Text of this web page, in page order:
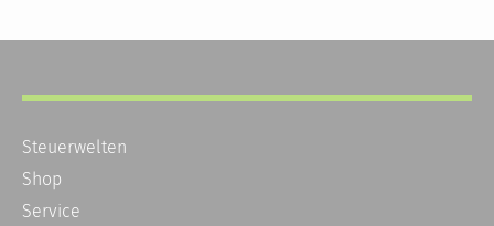
Steuerwelten
Shop
Service